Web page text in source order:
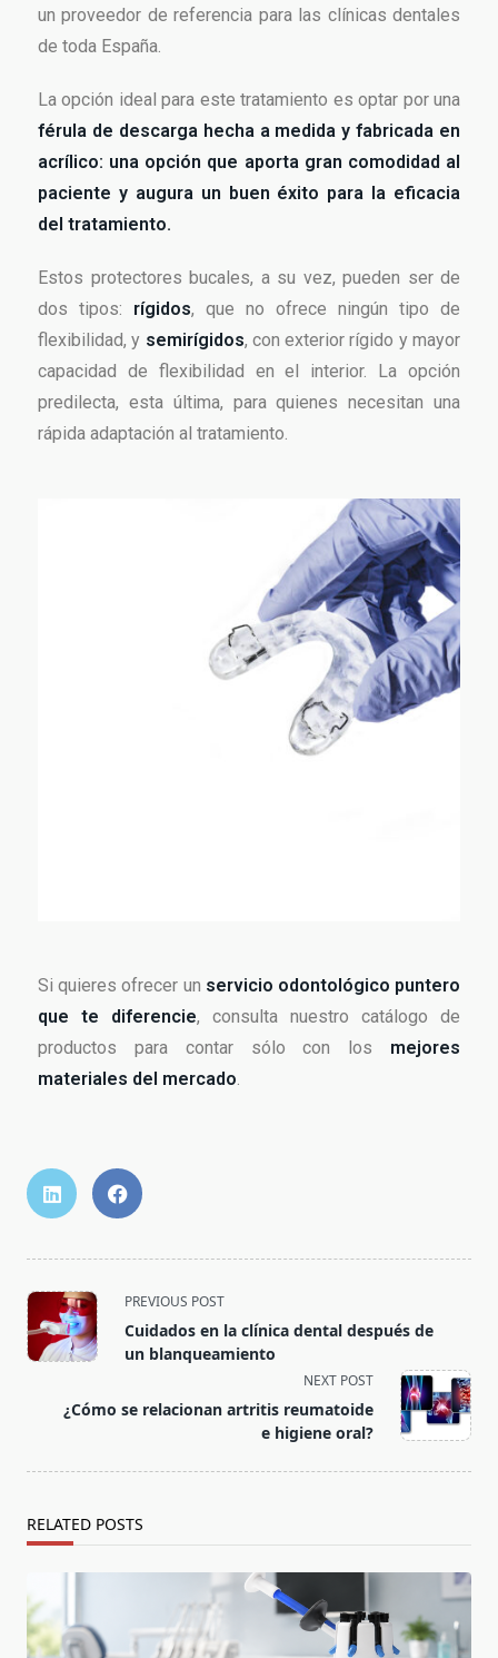
un proveedor de referencia para las clínicas dentales
de toda España.
La opción ideal para este tratamiento es optar por una
férula de descarga hecha a medida y fabricada en
acrílico: una opción que aporta gran comodidad al
paciente y augura un buen éxito para la eficacia
del tratamiento.
Estos protectores bucales, a su vez, pueden ser de
dos tipos: rígidos, que no ofrece ningún tipo de
flexibilidad, y semirígidos, con exterior rígido y mayor
capacidad de flexibilidad en el interior. La opción
predilecta, esta última, para quienes necesitan una
rápida adaptación al tratamiento.
Si quieres ofrecer un servicio odontológico puntero
que te diferencie, consulta nuestro catálogo de
productos para contar sólo con los mejores
materiales del mercado.
PREVIOUS POST
Cuidados en la clínica dental después de
un blanqueamiento
NEXT POST
¿Cómo se relacionan artritis reumatoide
e higiene oral?
RELATED POSTS